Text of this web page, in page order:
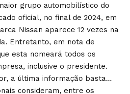
grupo automobilístico do
oficial, no final de 2024, em
Nissan aparece 12 vezes na
Entretanto, em nota de
esta nomeará todos os
inclusive o presidente.
a última informação basta…
consideram, entre os